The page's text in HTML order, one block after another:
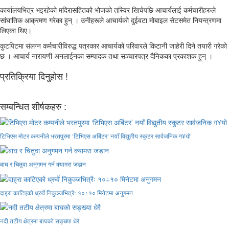
कार्यालयभित्र भइरहेको मदिरासहितको भोजको तस्विर खिचेपछि आचार्यलाई कर्मचारीहरुले
सांघातिक आक्रमण गरेका हुन् । उनीहरूले आचार्यको दुईवटा मोबाइल सेटसमेत नियन्त्रणमा
लिएका थिए।
कुटपिटमा संलग्न कर्मचारीविरुद्ध पत्रकार आचार्यको परिवारले किटानी जाहेरी दिने तयारी गरेको
छ । आचार्य नारायणी अनलाईनका सम्पादक तथा सञ्चारपत्र दैनिकका प्रकाशक हुन् ।
प्रतिक्रिया दिनुहोस !
सम्बन्धित शीर्षकहरु :
टिभिएस मोटर कम्पनीले भरतपुरमा ‘टिभिएस अर्बिटर’ नयाँ विद्युतीय स्कुटर सार्वजनिक ग¥यो
बाघ र चितुवा अनुगमन गर्न क्यामरा जडान
दाह्रा काटिएको ध्रुर्वे निकुञ्जभित्रैः १०÷१० मिनेटमा अनुगमन
नदी तटीय क्षेत्रमा बाघको सङ्ख्या धेरै